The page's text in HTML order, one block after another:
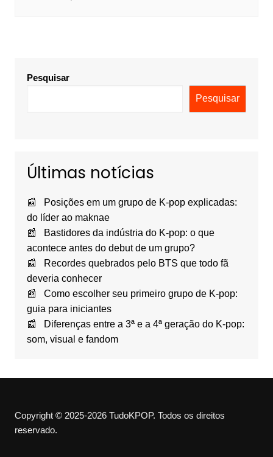
Pesquisar
Pesquisar
Últimas notícias
Posições em um grupo de K-pop explicadas:
do líder ao maknae
Bastidores da indústria do K-pop: o que
acontece antes do debut de um grupo?
Recordes quebrados pelo BTS que todo fã
deveria conhecer
Como escolher seu primeiro grupo de K-pop:
guia para iniciantes
Diferenças entre a 3ª e a 4ª geração do K-pop:
som, visual e fandom
Copyright © 2025-2026 TudoKPOP. Todos os direitos
reservado.